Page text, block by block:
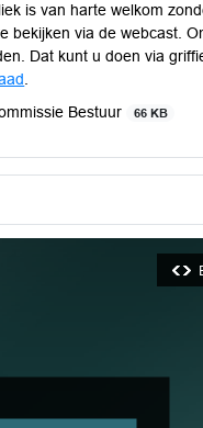
is van harte welkom
bekijken via de webcast.
Dat kunt u doen via
Bestuur 66 KB